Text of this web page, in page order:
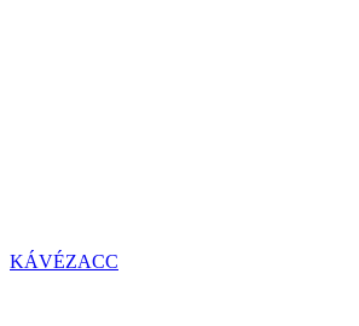
KÁVÉZACC